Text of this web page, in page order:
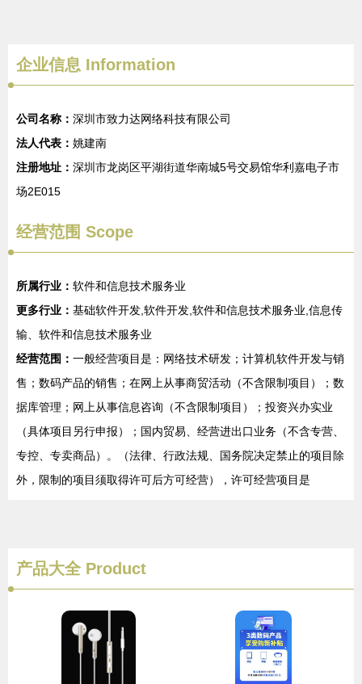
企业信息 Information
公司名称： 深圳市致力达网络科技有限公司
法人代表： 姚建南
注册地址： 深圳市龙岗区平湖街道华南城5号交易馆华利嘉电子市
场2E015
经营范围 Scope
所属行业： 软件和信息技术服务业
更多行业： 基础软件开发,软件开发,软件和信息技术服务业,信息传
输、软件和信息技术服务业
经营范围： 一般经营项目是：网络技术研发；计算机软件开发与销
售；数码产品的销售；在网上从事商贸活动（不含限制项目）；数
据库管理；网上从事信息咨询（不含限制项目）；投资兴办实业
（具体项目另行申报）；国内贸易、经营进出口业务（不含专营、
专控、专卖商品）。（法律、行政法规、国务院决定禁止的项目除
外，限制的项目须取得许可后方可经营），许可经营项目是
产品大全Product